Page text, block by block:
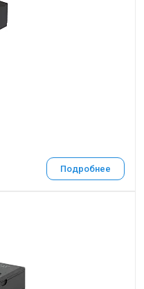
Подробнее